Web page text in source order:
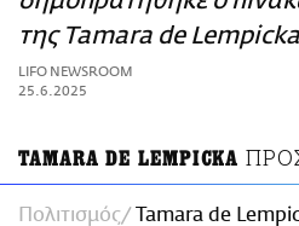
ΑΜΠΑ
PRINT
της Tamara de
LIFO NEWSROOM
25.6.2025
TAMARA DE LEMPICKA
Πολιτισμός
Tamara de